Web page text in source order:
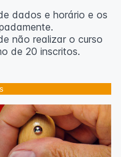
dados e horário e os
não realizar o curso
de 20 inscritos.